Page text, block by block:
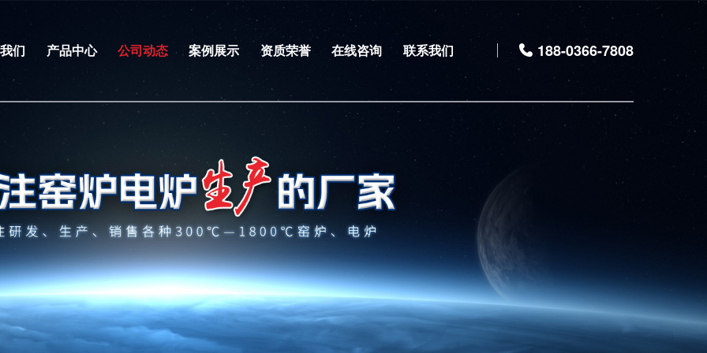
们 产品中心 公司动态 案例展示 资质荣誉 在线咨询 联系我们 188-0366-7808